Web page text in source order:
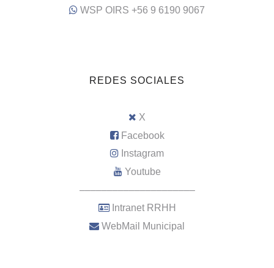
WSP OIRS +56 9 6190 9067
REDES SOCIALES
X
Facebook
Instagram
Youtube
–––––––––––––––––––––
Intranet RRHH
WebMail Municipal